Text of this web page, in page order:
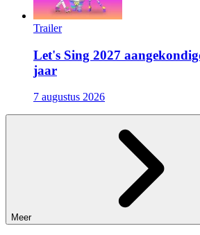
Trailer
Let's Sing 2027
jaar
7 augustus 2026
Meer